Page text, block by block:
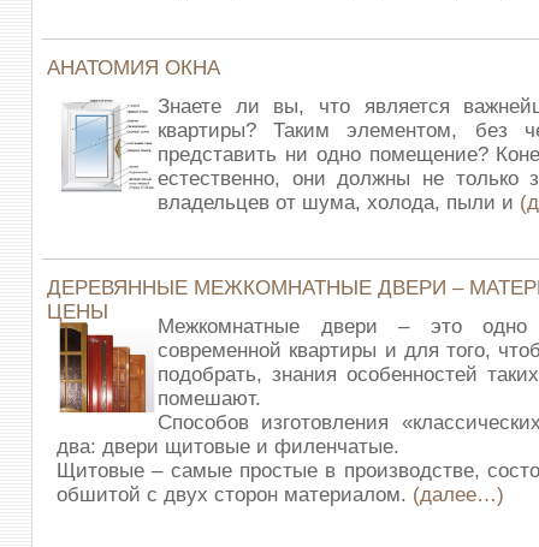
АНАТОМИЯ ОКНА
Знаете ли вы, что является
квартиры? Таким элементом, без
представить ни одно помещение?
естественно, они должны не только
владельцев от шума, холода, пыли и
ДЕРЕВЯННЫЕ МЕЖКОМНАТНЫЕ ДВЕРИ –
ЦЕНЫ
Межкомнатные двери – это одно
современной квартиры и для того,
подобрать, знания особенностей
помешают.
Способов изготовления
два: двери щитовые и филенчатые.
Щитовые – самые простые в производстве,
обшитой с двух сторон материалом. (далее…)